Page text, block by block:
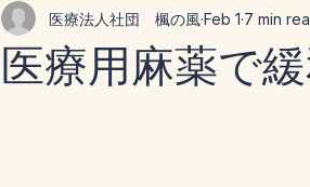
医療用麻薬で
医療法人社団 楓の風Feb 1 7 min